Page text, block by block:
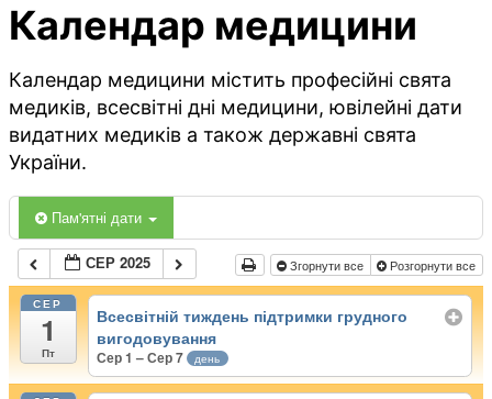
Календар медицини
Календар медицини містить професійні свята
медиків, всесвітні дні медицини, ювілейні дати
видатних медиків а також державні свята
України.
Пам'ятні дати
СЕР 2025 Згорнути все Розгорнути все
СЕР
1
Пт
Всесвітній тиждень підтримки грудного
вигодовування
Сер 1 – Сер 7 день